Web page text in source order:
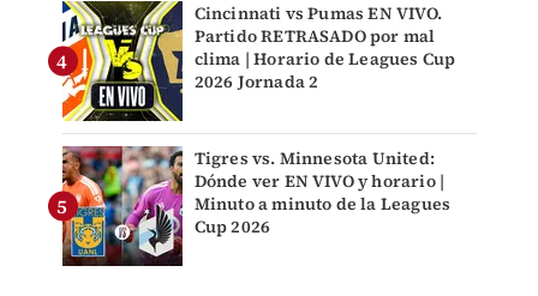
Cincinnati vs Pumas EN VIVO.
Partido RETRASADO por mal
clima | Horario de Leagues Cup
2026 Jornada 2
Tigres vs. Minnesota United:
Dónde ver EN VIVO y horario |
Minuto a minuto de la Leagues
Cup 2026